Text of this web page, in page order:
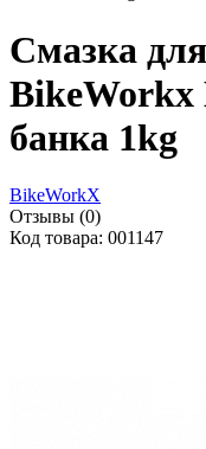
Смазка
BikeWorkx
банка 1kg
BikeWorkX
Отзывы (0)
Код товара: 001147